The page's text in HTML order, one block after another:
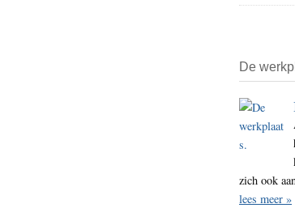
De
zich ook
lees meer »